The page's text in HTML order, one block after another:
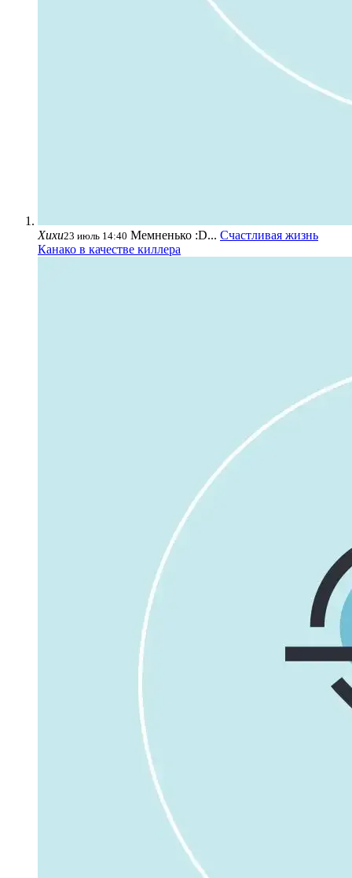
Хихи23 июль 14:40 Мемненько :D... Счастливая жизнь
Канако в качестве киллера